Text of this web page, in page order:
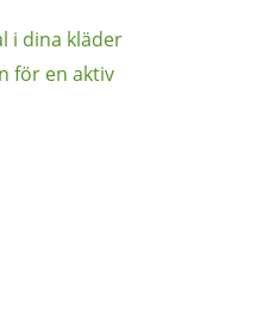
i dina kläder
för en aktiv